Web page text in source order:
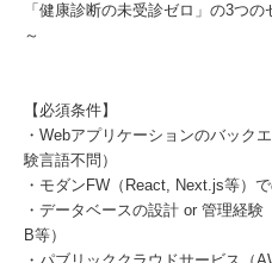
「健康診断の未受診ゼロ」の3つ
～
【必須条件】
・Webアプリケーションのバック
験言語不問）
・モダンFW（React, Next.js等）
・データベースの設計 or 管理経
B等）